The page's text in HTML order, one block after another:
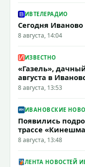
ИВТЕЛЕРАДИО
Сегодня Иваново
8 августа, 14:04
ИЗВЕСТНО
«Газель»,
августа в
8 августа, 13:53
ИВАНОВСКИЕ
Появились
трассе
8 августа, 13:48
ЛЕНТА НОВОСТЕЙ